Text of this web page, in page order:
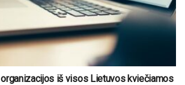
iš visos Lietuvos kviečiamos